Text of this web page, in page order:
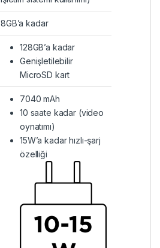
8GB’a kadar
128GB’a kadar
Genişletilebilir
MicroSD kart
7040 mAh
10 saate kadar (video
oynatımı)
15W’a kadar hızlı-şarj
özelliği